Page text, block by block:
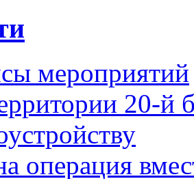
мероприятий
20-й
операция